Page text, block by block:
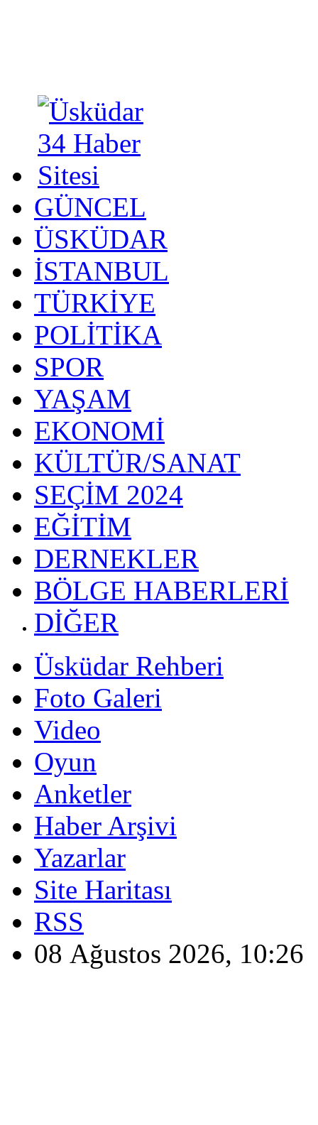
GÜNCEL
ÜSKÜDAR
İSTANBUL
TÜRKİYE
POLİTİKA
SPOR
YAŞAM
EKONOMİ
KÜLTÜR/SANAT
SEÇİM 2024
EĞİTİM
DERNEKLER
BÖLGE HABERLERİ
DİĞER
Üsküdar Rehberi
Foto Galeri
Video
Oyun
Anketler
Haber Arşivi
Yazarlar
Site Haritası
RSS
08 Ağustos 2026, 10:26